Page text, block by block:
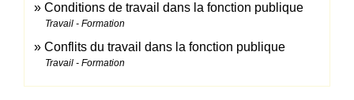
Conditions de travail dans la fonction publique
Travail - Formation
Conflits du travail dans la fonction publique
Travail - Formation